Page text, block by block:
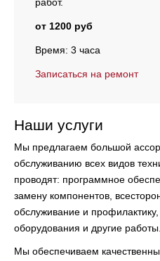
от 1200 руб
Время: 3 часа
Записаться на ремонт
Наши услуги
Мы предлагаем большой
обслуживанию всех видов
проводят: программное
замену компонентов,
обслуживание и профилактику,
оборудования и другие работы.
Мы обеспечиваем